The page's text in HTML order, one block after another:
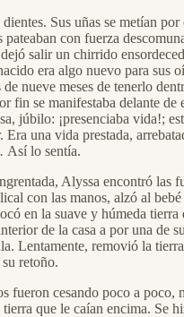
Sus uñas se metían
pateaban con fuerza
salir un chirrido
era algo nuevo para sus
de nueve meses de tenerlo
fin se manifestaba delante de
júbilo: ¡presenciaba vida!;
Era una vida prestada,
Así lo sentía.
Alyssa encontró las
con las manos, alzó al
en la suave y húmeda tierra
de la casa a por una de
Lentamente, removió la
retoño.
fueron cesando poco a poco,
tierra que le caían encima. Se